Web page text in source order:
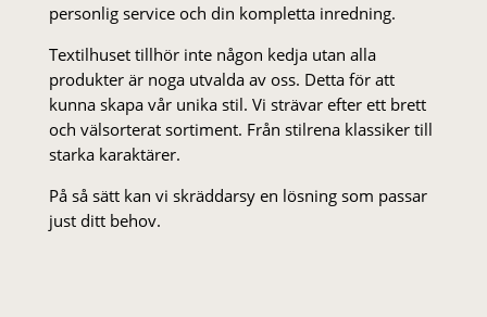
personlig service och din kompletta inredning.
Textilhuset tillhör inte någon kedja utan alla
produkter är noga utvalda av oss. Detta för att
kunna skapa vår unika stil. Vi strä­var efter ett brett
och välsorterat sor­ti­ment. Från stil­rena klas­siker till
starka karaktärer.
På så sätt kan vi skräddarsy en lösning som passar
just ditt behov.